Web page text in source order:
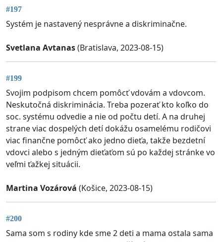
#197
Systém je nastavený nesprávne a diskriminačne.
Svetlana Avtanas(Bratislava, 2023-08-15)
#199
Svojim podpisom chcem pomôcť vdovám a vdovcom.
Neskutočná diskriminácia. Treba pozerať kto koľko do
soc. systému odvedie a nie od počtu detí. A na druhej
strane viac dospelých detí dokážu osamelému rodičovi
viac finančne pomôcť ako jedno dieťa, takže bezdetní
vdovci alebo s jedným dieťaťom sú po každej stránke vo
veľmi ťažkej situácii.
Martina Vozárová (Košice, 2023-08-15)
#200
Sama som s rodiny kde sme 2 deti a mama ostala sama